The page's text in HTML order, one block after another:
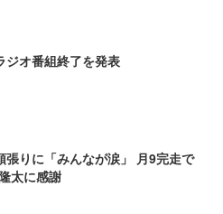
ジオ番組終了を発表
張りに「みんなが涙」 月9完走で
太に感謝